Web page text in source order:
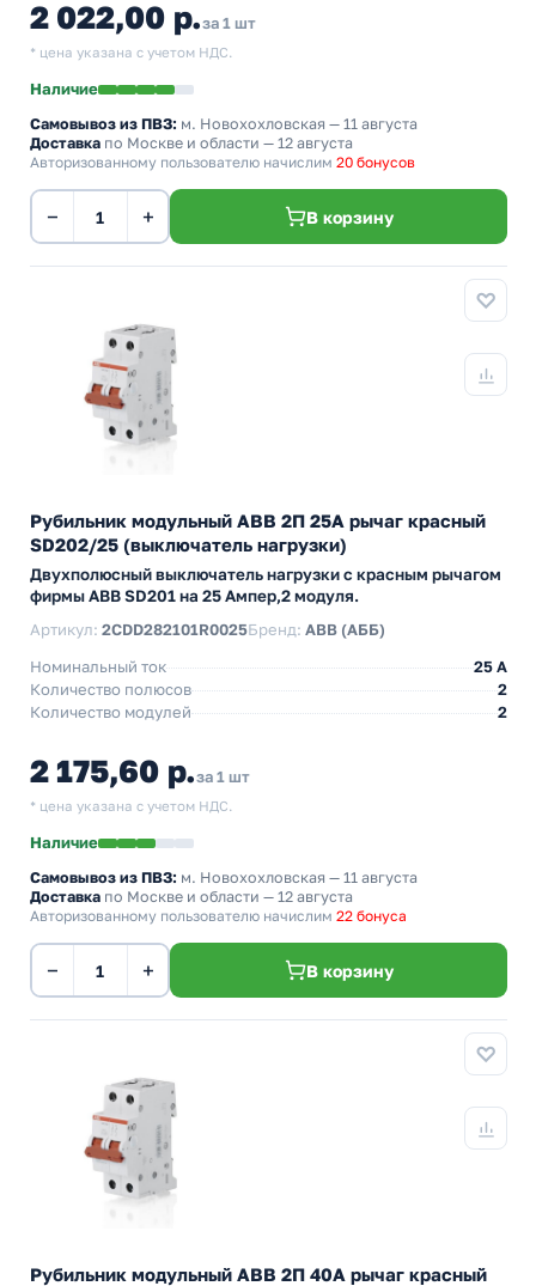
2 022,00 р.за 1 шт
* цена указана с учетом НДС.
Наличие
Самовывоз из ПВЗ: м. Новохохловская — 11 августа
Доставка по Москве и области — 12 августа
Авторизованному пользователю начислим 20 бонусов
− + В корзину
Рубильник модульный ABB 2П 25А рычаг красный
SD202/25 (выключатель нагрузки)
Двухполюсный выключатель нагрузки с красным рычагом
фирмы ABB SD201 на 25 Ампер,2 модуля.
Артикул: 2CDD282101R0025Бренд: ABB (АББ)
Номинальный ток
25 A
Количество полюсов
2
Количество модулей
2
2 175,60 р.за 1 шт
* цена указана с учетом НДС.
Наличие
Самовывоз из ПВЗ: м. Новохохловская — 11 августа
Доставка по Москве и области — 12 августа
Авторизованному пользователю начислим 22 бонуса
− + В корзину
Рубильник модульный ABB 2П 40А рычаг красный